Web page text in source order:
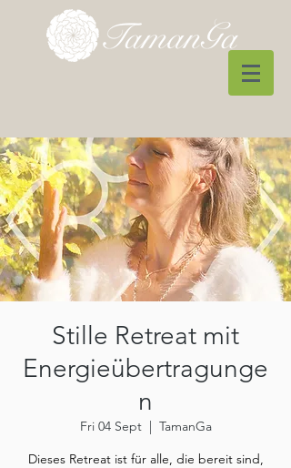
Stille Retreat mit
Energieübertragunge
n
Fri 04 Sept
  |
TamanGa
Dieses Retreat ist für alle, die bereit sind,